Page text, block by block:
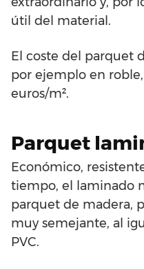
útil del material.
El coste del parquet
por ejemplo en
euros/m².
Parquet
Económico,
tiempo, el laminado
parquet de madera,
muy semejante, al
PVC.